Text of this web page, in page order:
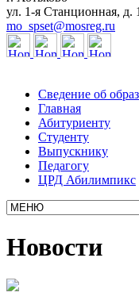
ул. 1-я Станционная, д. 1
mo_spset@mosreg.ru
Сведение об
Главная
Абитуриенту
Студенту
Выпускнику
Педагогу
ЦРД Абилимпикс
Новости